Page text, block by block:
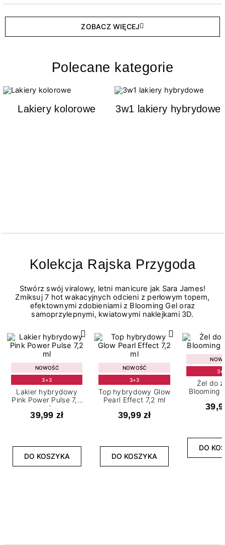
ZOBACZ WIĘCEJ
Polecane kategorie
Lakiery kolorowe 3w1 lakiery hybrydowe
Kolekcja Rajska Przygoda
Stwórz swój viralowy, letni manicure jak Sara James!
Zmiksuj 7 hot wakacyjnych odcieni z perłowym topem,
efektownymi zdobieniami z Blooming Gel oraz
samoprzylepnymi, kwiatowymi naklejkami 3D.
NOWOŚĆ
3+3
Lakier hybrydowy
Pink Power Pulse 7,2
ml
39,99 zł
DO KOSZYKA
NOWOŚĆ
3+3
Top hybrydowy Glow
Pearl Effect 7,2 ml
39,99 zł
DO KOSZYKA
Żel do
Blooming
DO